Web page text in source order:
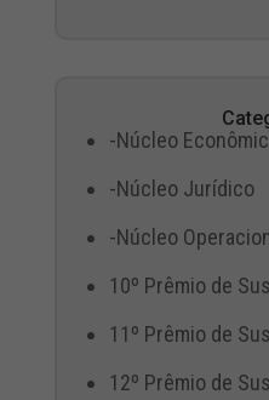
-Núcleo
-Núcleo Jurídico
-Núcleo
10º Prêmio de
11º Prêmio de
12º Prêmio de